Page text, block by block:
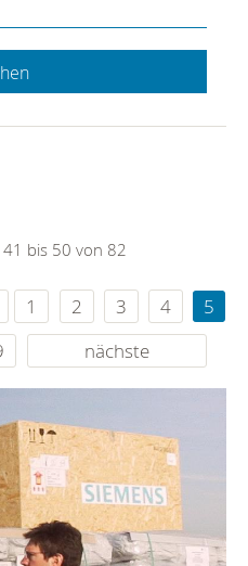
41 bis 50 von 82
1 2 3 4
5
nächste